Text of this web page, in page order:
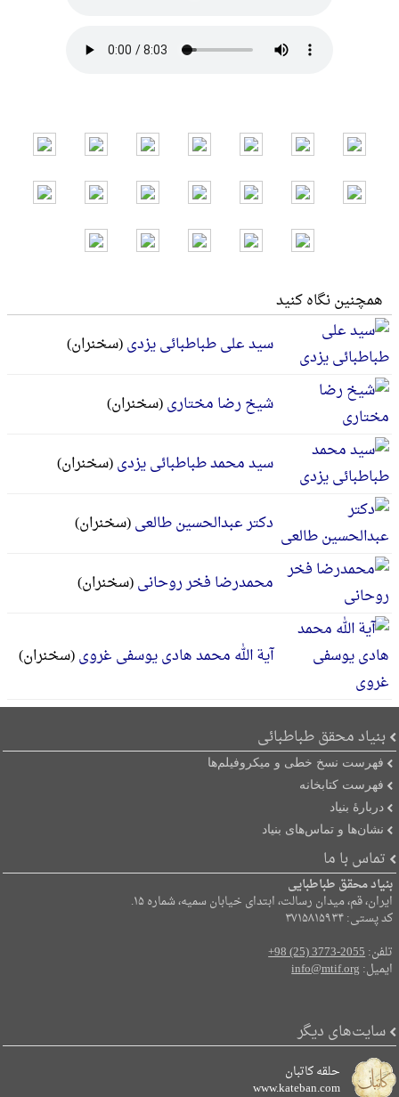
همچنین نگاه کنید
سید علی طباطبائی یزدی(سخنران)
شیخ رضا مختاری(سخنران)
سید محمد طباطبائی یزدی(سخنران)
دکتر عبدالحسین طالعی(سخنران)
محمدرضا فخر روحانی(سخنران)
آیة الله محمد هادی یوسفی غروی(سخنران)
بنیاد محقق طباطبائی
فهرست نسخ خطی و میکروفیلم‌ها
فهرست کتابخانه
دربارۀ بنیاد
نشان‌ها و تماس‌های بنیاد
تماس با ما
بنیاد محقق طباطبایی
ایران، قم، میدان رسالت، ابتدای خیابان سمیه، شماره ۱۵.
کد پستی: ۳۷۱۵۸۱۵۹۳۴
تلفن:+98 (25) 3773-2055
ایمیل:info@mtif.org
سایت‌های دیگر
حلقه کاتبان
www.kateban.com